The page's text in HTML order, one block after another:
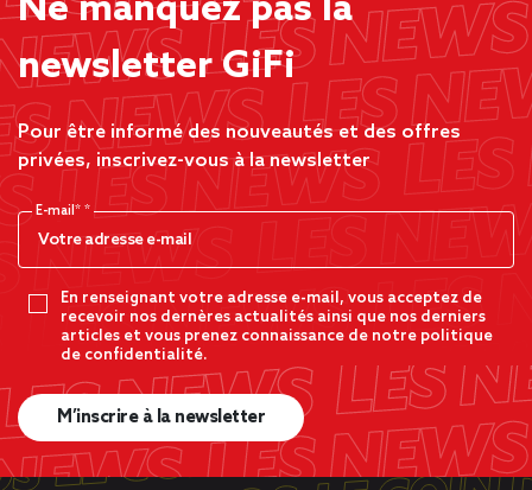
Ne manquez pas la
newsletter GiFi
Pour être informé des nouveautés et des offres
privées, inscrivez-vous à la newsletter
E-mail*
En renseignant votre adresse e-mail, vous acceptez de
recevoir nos dernères actualités ainsi que nos derniers
articles et vous prenez connaissance de notre politique
de confidentialité.
M’inscrire à la newsletter